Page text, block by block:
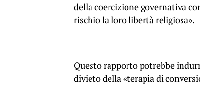
della coercizione governativa
rischio la loro libertà religiosa».
Questo rapporto potrebbe
divieto della «terapia di